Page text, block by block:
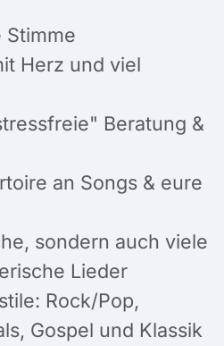
Stimme
Herz und viel
Beratung &
an Songs & eure
sondern auch viele
Lieder
Rock/Pop,
Gospel und Klassik